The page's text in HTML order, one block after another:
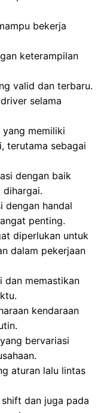
bekerja
keterampilan
valid dan terbaru.
selama
memiliki
terutama sebagai
dengan baik
dihargai.
dengan handal
penting.
diperlukan untuk
dalam pekerjaan
dan memastikan
kendaraan
bervariasi
aturan lalu lintas
dan juga pada